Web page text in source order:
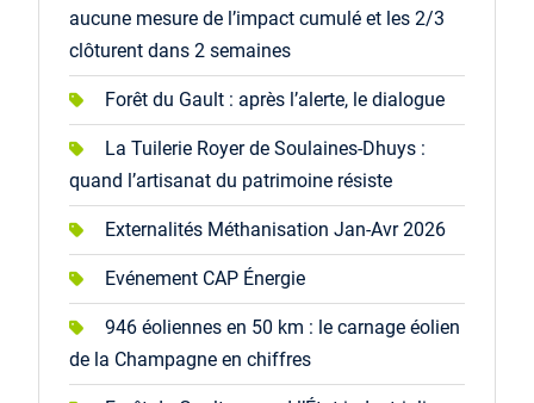
aucune mesure de l’impact cumulé et les 2/3
clôturent dans 2 semaines
Forêt du Gault : après l’alerte, le dialogue
La Tuilerie Royer de Soulaines-Dhuys :
quand l’artisanat du patrimoine résiste
Externalités Méthanisation Jan-Avr 2026
Evénement CAP Énergie
946 éoliennes en 50 km : le carnage éolien
de la Champagne en chiffres